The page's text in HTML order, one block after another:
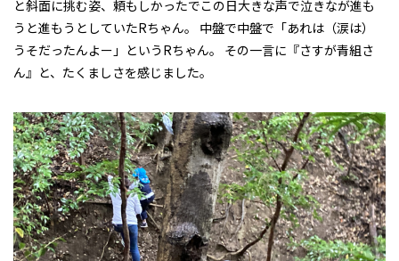
と斜面に挑む姿、頼もしかったでこの日大きな声で泣きなが進も
うと進もうとしていたRちゃん。 中盤で中盤で「あれは（涙は）
うそだったんよー」というRちゃん。 その一言に『さすが青組さ
ん』と、たくましさを感じました。